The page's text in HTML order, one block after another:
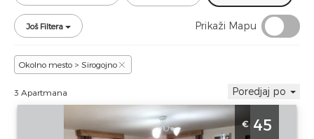
Još Filtera Prikaži Mapu
Okolno mesto > Sirogojno
3 Apartmana Poredjaj po
Dvosoban Apartman Mijatov Konak Iva
Zlatibor Okolno mesto
€ 45